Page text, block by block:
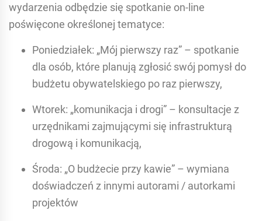
wydarzenia odbędzie się spotkanie on-line
poświęcone określonej tematyce:
Poniedziałek: „Mój pierwszy raz” – spotkanie
dla osób, które planują zgłosić swój pomysł do
budżetu obywatelskiego po raz pierwszy,
Wtorek: „komunikacja i drogi” – konsultacje z
urzędnikami zajmującymi się infrastrukturą
drogową i komunikacją,
Środa: „O budżecie przy kawie” – wymiana
doświadczeń z innymi autorami / autorkami
projektów